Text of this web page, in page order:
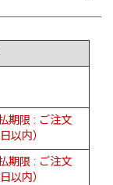
期限 : ご注文
以内）
期限 : ご注文
以内）